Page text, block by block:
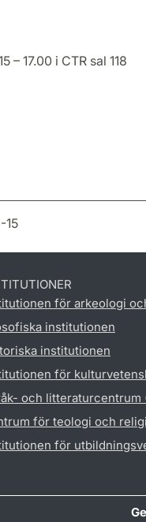
– 17.00 i CTR sal 118
för arkeologi
institutionen
institutionen
för
och litteraturcentrum
för teologi och
för